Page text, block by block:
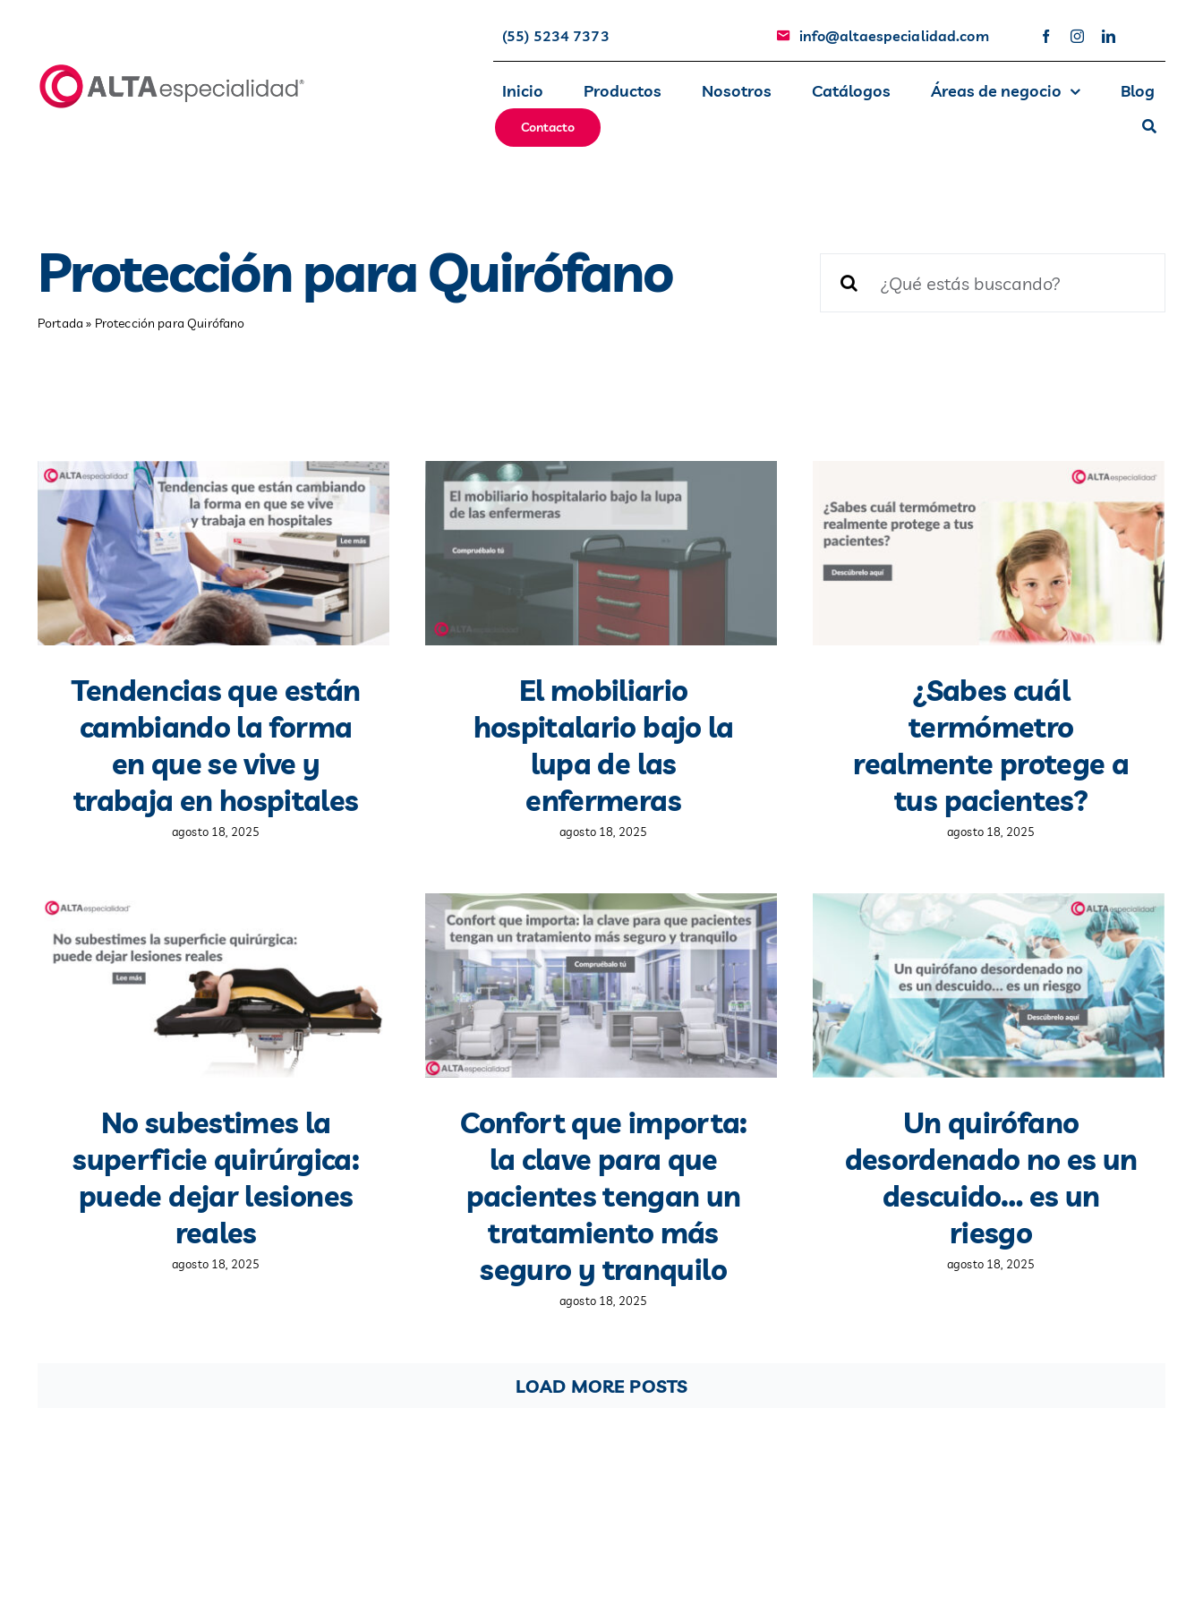
contenido
(55) 5234 7373 info@altaespecialidad.com
Inicio Productos Nosotros Catálogos Áreas de negocio Blog
Contacto
Protección para Quirófano
Portada » Protección para Quirófano
Tendencias que están
cambiando la forma
en que se vive y
trabaja en hospitales
agosto 18, 2025
El mobiliario
hospitalario bajo la
lupa de las
enfermeras
agosto 18, 2025
¿Sabes cuál
termómetro
realmente protege a
tus pacientes?
agosto 18, 2025
No subestimes la
superficie quirúrgica:
puede dejar lesiones
reales
agosto 18, 2025
Confort que importa:
la clave para que
pacientes tengan un
tratamiento más
seguro y tranquilo
agosto 18, 2025
Un quirófano
desordenado no es un
descuido… es un
riesgo
agosto 18, 2025
LOAD MORE POSTS